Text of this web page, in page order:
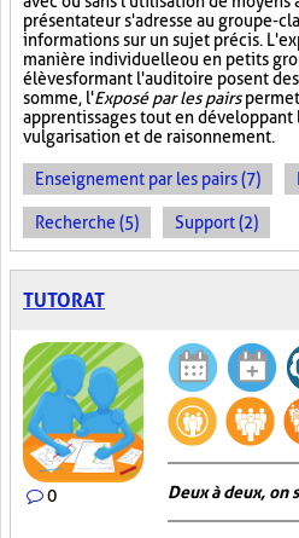
présentateur s'adresse au groupe-
informations sur un sujet précis.
manière individuelle ou en petits
élèves formant l'auditoire posent
somme, l'Exposé par les pairspermet
apprentissages tout en développant
vulgarisation et de raisonnement.
Enseignement par les pairs (7)
Recherche (5) Support (2)
TUTORAT
0 Deux à deux, on